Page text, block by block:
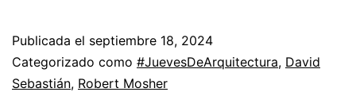
los
Publicada el septiembre 18, 2024
Categorizado como #JuevesDeArquitectura, David
Sebastián, Robert Mosher